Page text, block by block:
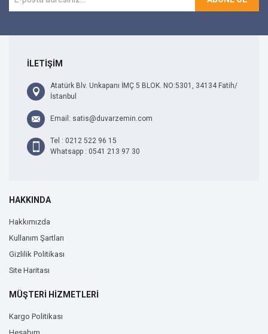
İLETİŞİM
Atatürk Blv. Unkapanı İMÇ 5 BLOK. NO:5301, 34134 Fatih/
İstanbul
Email: satis@duvarzemin.com
Tel : 0212 522 96 15
Whatsapp : 0541 213 97 30
HAKKINDA
Hakkımızda
Kullanım Şartları
Gizlilik Politikası
Site Haritası
MÜŞTERİ HİZMETLERİ
Kargo Politikası